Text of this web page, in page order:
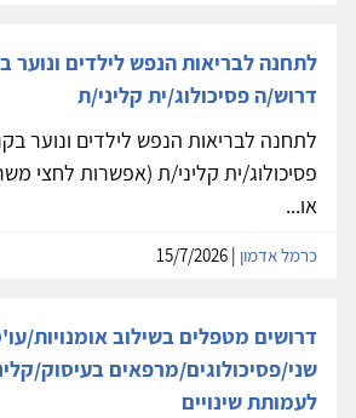
לתחנה לבריאות הנפש לילדים ונוער
דרוש/ה פסיכולוג/ית קליני/ת
לתחנה לבריאות הנפש לילדים ונוער
פסיכולוג/ית קליני/ת (אפשרות לחצי
או...
כרמל אדמון
דרושים מטפלים בשילוב אומנויות/
שני/פסיכולוגים/מרפאים בעיסוק/
לעמותת שינויים